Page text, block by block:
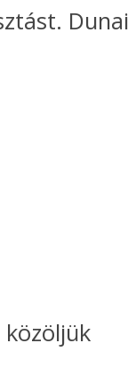
Dunai